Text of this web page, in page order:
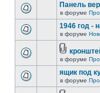
Панель
в форуме
1946 год -
в форуме
в форуме
ящик под
в форуме